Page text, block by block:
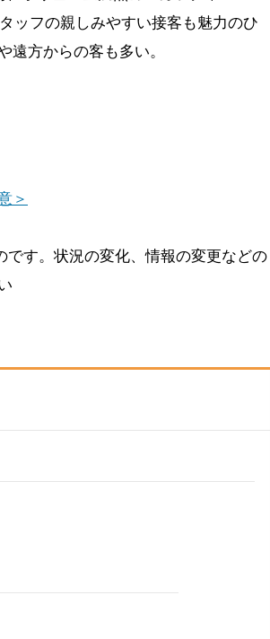
ッフの親しみやすい接客も魅力のひ
遠方からの客も多い。
＞
す。状況の変化、情報の変更などの